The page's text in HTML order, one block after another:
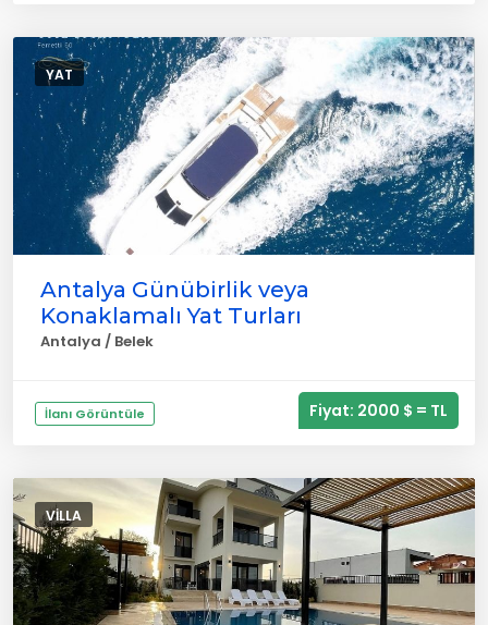
YAT
Antalya Günübirlik veya
Konaklamalı Yat Turları
Antalya / Belek
İlanı Görüntüle Fiyat: 2000 $ = TL
VILLA